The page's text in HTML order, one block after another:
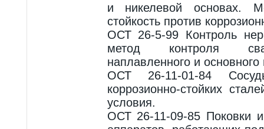
и никелевой основах.
стойкость против
ОСТ 26-5-99 Контроль
метод контроля
наплавленного и
ОСТ 26-11-01-84
коррозионно-стойких
условия.
ОСТ 26-11-09-85 Поковки